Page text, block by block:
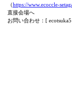
（https://www.ecoccle-
直接会場へ
お問い合わせ：[